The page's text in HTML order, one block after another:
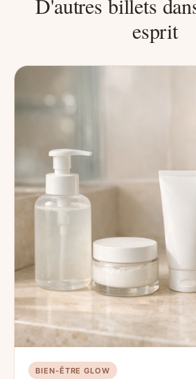
esprit
BIEN-ÊTRE GLOW